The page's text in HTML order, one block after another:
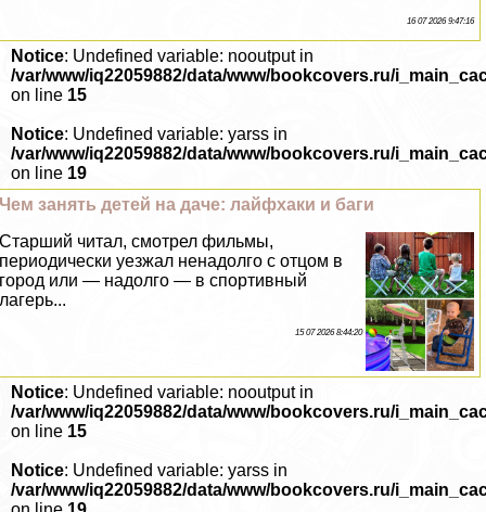
16 07 2026 9:47:16
Notice: Undefined variable: nooutput in
/var/www/iq22059882/data/www/bookcovers.ru/
on line 15
Notice: Undefined variable: yarss in
/var/www/iq22059882/data/www/bookcovers.ru/
on line 19
Чем занять детей на даче: лайфхаки и баги
Старший читал, смотрел фильмы,
периодически уезжал ненадолго с отцом в
город или — надолго — в спортивный
лагерь...
15 07 2026 8:44:20
Notice: Undefined variable: nooutput in
/var/www/iq22059882/data/www/bookcovers.ru/
on line 15
Notice: Undefined variable: yarss in
/var/www/iq22059882/data/www/bookcovers.ru/